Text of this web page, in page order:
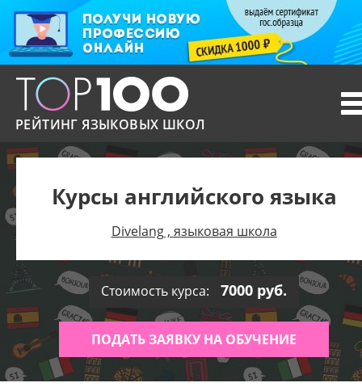
РЕЙТИНГ ЯЗЫКОВЫХ ШКОЛ
Курсы английского языка
Divelang , языковая школа
Стоимость курса: 7000 руб.
ПОДАТЬ ЗАЯВКУ НА ОБУЧЕНИЕ